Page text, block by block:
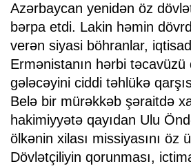
Azərbaycan yenidən öz
bərpa etdi. Lakin həmin
verən siyasi böhranlar,
Ermənistanın hərbi təcavüzü
gələcəyini ciddi təhlükə
Belə bir mürəkkəb şəraitdə
hakimiyyətə qayıdan Ulu
ölkənin xilası missiyasını öz
Dövlətçiliyin qorunması,